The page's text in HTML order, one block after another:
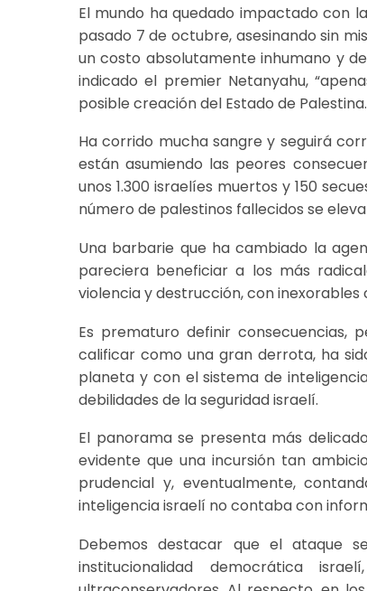
El mundo ha quedado impactado con
pasado 7 de octubre, asesinando sin
un costo absolutamente inhumano y
indicado el premier Netanyahu,
posible creación del Estado de Palestina.
Ha corrido mucha sangre y seguirá
están asumiendo las peores
unos 1.300 israelíes muertos y 150
número de palestinos fallecidos se
Una barbarie que ha cambiado la
pareciera beneficiar a los más
violencia y destrucción, con inexorables
Es prematuro definir consecuencias,
calificar como una gran derrota, ha
planeta y con el sistema de
debilidades de la seguridad israelí.
El panorama se presenta más
evidente que una incursión tan
prudencial y, eventualmente,
inteligencia israelí no contaba con
Debemos destacar que el ataque
institucionalidad democrática